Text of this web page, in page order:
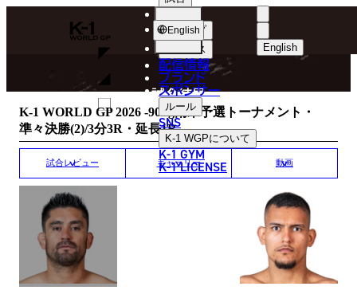
K-
WGP
English
ショップ
ニュース
配信情報
ブランド
スポンサー
ルール
SNS
K-1 WGPについて
K-1 GYM
K-1 LICENSE
English
MATCH RESULT
試合結果
K-1 WORLD GP 2026 -90kg南米予選トーナメント・
準々決勝(2)/3分3R・延長1R
試合レビュー ギャラリー 動画